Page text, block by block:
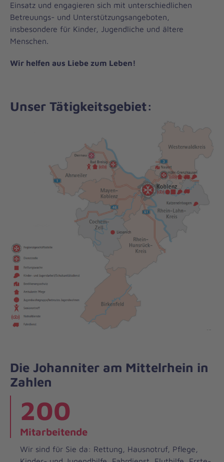
Einsatz und engagieren sich mit unterschiedlichen
Betreuungs- und Unterstützungsangeboten,
insbesondere für Kinder, Jugendliche und ältere
Menschen.
Wir helfen aus Liebe zum Leben!
Unser Tätigkeitsgebiet:
Die Johanniter am Mittelrhein in
Zahlen
200
Mitarbeitende
Wir sind für Sie da: Rettung, Hausnotruf, Pflege,